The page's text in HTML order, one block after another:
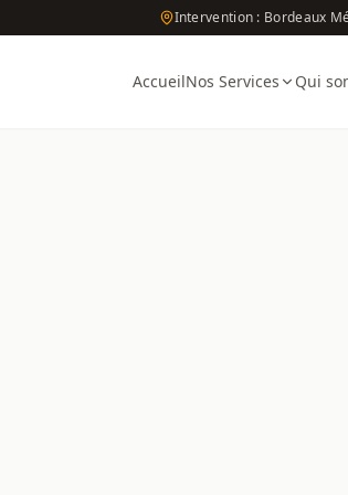
Intervention : Bordeaux
AccueilNos Services Qui